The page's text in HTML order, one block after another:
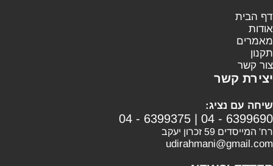
דף הבית
אודות
מאמרים
תקנון
צור קשר
יצירת קשר
שיחה עם נציג:
04 - 6399375 | 04 - 6399690
רח' המייסדים 59 זכרון יעקב
udirahmani@gmail.com